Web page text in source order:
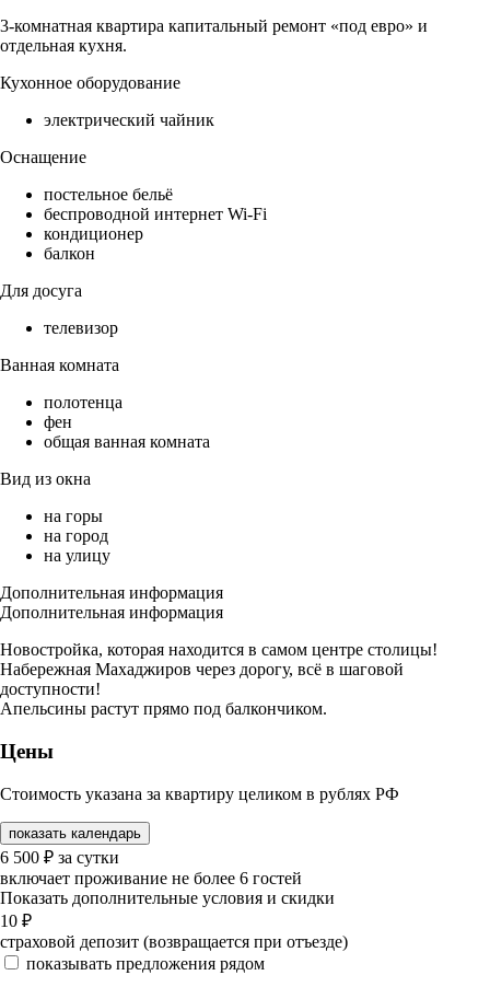
3-комнатная квартира капитальный ремонт «под евро» и
отдельная кухня.
Кухонное оборудование
электрический чайник
Оснащение
постельное бельё
беспроводной интернет Wi-Fi
кондиционер
балкон
Для досуга
телевизор
Ванная комната
полотенца
фен
общая ванная комната
Вид из окна
на горы
на город
на улицу
Дополнительная информация
Дополнительная информация
Новостройка, которая находится в самом центре столицы!
Набережная Махаджиров через дорогу, всё в шаговой
доступности!
Апельсины растут прямо под балкончиком.
Цены
Стоимость указана за квартиру целиком в рублях РФ
показать календарь
6 500 ₽ за сутки
включает проживание не более 6 гостей
Показать дополнительные условия и скидки
10 ₽
страховой депозит (возвращается при отъезде)
показывать предложения рядом